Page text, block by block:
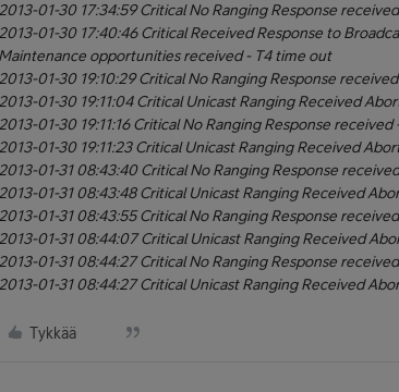
2013-01-30 17:34:59 Critical No Ranging Response
2013-01-30 17:40:46 Critical Received Response to
Maintenance opportunities received - T4 time out
2013-01-30 19:10:29 Critical No Ranging Response
2013-01-30 19:11:04 Critical Unicast Ranging Received
2013-01-30 19:11:16 Critical No Ranging Response
2013-01-30 19:11:23 Critical Unicast Ranging Received
2013-01-31 08:43:40 Critical No Ranging Response
2013-01-31 08:43:48 Critical Unicast Ranging Received
2013-01-31 08:43:55 Critical No Ranging Response
2013-01-31 08:44:07 Critical Unicast Ranging Received
2013-01-31 08:44:27 Critical No Ranging Response
2013-01-31 08:44:27 Critical Unicast Ranging Received
Tykkää